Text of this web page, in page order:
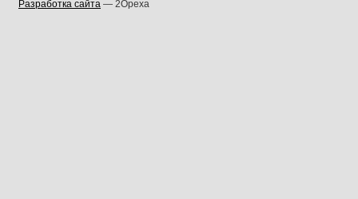
Разработка сайта — 2Opexa